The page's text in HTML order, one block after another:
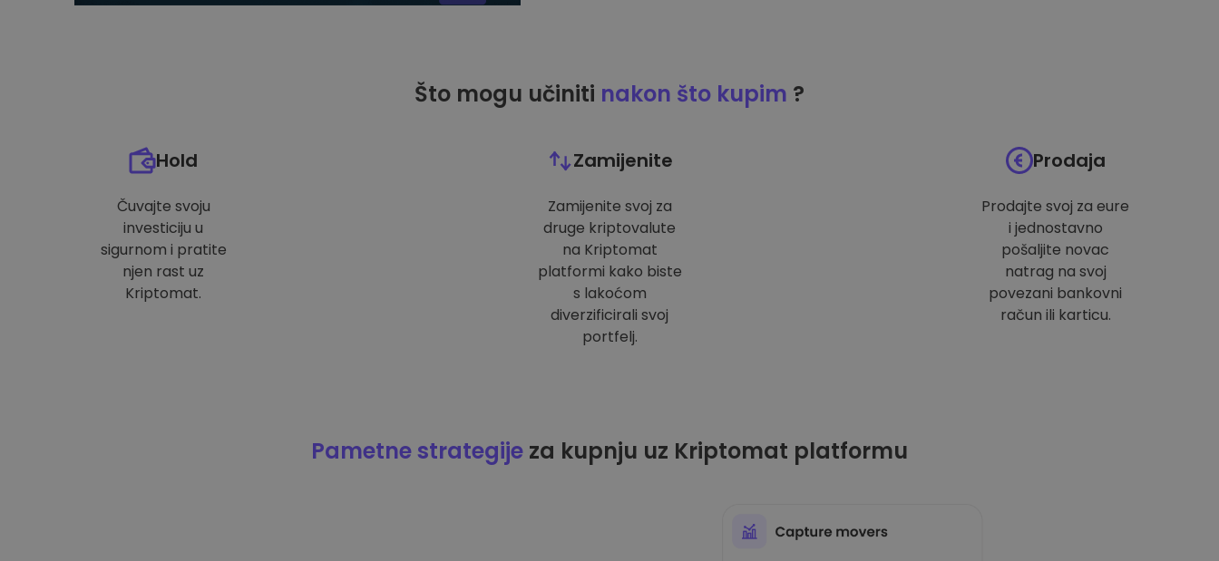
Što mogu učiniti nakon što kupim ?
Hold
Čuvajte svoju
investiciju u
sigurnom i pratite
njen rast uz
Kriptomat.
Zamijenite
Zamijenite svoj za
druge kriptovalute
na Kriptomat
platformi kako biste
s lakoćom
diverzificirali svoj
portfelj.
Prodaja
Prodajte svoj za eure
i jednostavno
pošaljite novac
natrag na svoj
povezani bankovni
račun ili karticu.
Pametne strategije za kupnju uz Kriptomat platformu